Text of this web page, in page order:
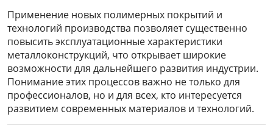
Применение новых полимерных покрытий и
технологий производства позволяет существенно
повысить эксплуатационные характеристики
металлоконструкций, что открывает широкие
возможности для дальнейшего развития индустрии.
Понимание этих процессов важно не только для
профессионалов, но и для всех, кто интересуется
развитием современных материалов и технологий.